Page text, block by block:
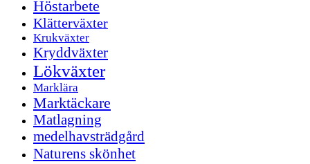
Höstarbete
Klätterväxter
Krukväxter
Kryddväxter
Lökväxter
Marklära
Marktäckare
Matlagning
medelhavsträdgård
Naturens skönhet